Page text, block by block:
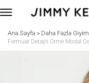
Ana Sayfa > Daha Fazla Giyim
Fermuar Detaylı Örme Modal